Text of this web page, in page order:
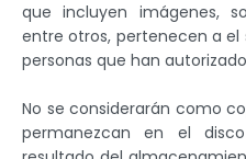
que incluyen imágenes,
entre otros, pertenecen a el
personas que han
No se considerarán como
permanezcan en el